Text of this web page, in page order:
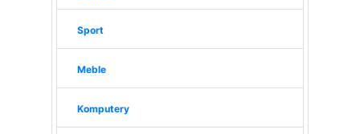
Sport
Meble
Komputery